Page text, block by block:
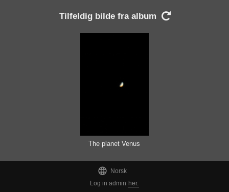
Tilfeldig bilde fra album 
The planet Venus

Norsk
Log in admin her.